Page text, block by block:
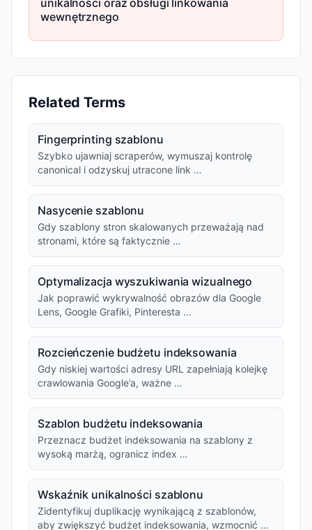
unikalności oraz obsługi linkowania
wewnętrznego
Related Terms
Fingerprinting szablonu
Szybko ujawniaj scraperów, wymuszaj kontrolę
canonical i odzyskuj utracone link …
Nasycenie szablonu
Gdy szablony stron skalowanych przeważają nad
stronami, które są faktycznie …
Optymalizacja wyszukiwania wizualnego
Jak poprawić wykrywalność obrazów dla Google
Lens, Google Grafiki, Pinteresta …
Rozcieńczenie budżetu indeksowania
Gdy niskiej wartości adresy URL zapełniają kolejkę
crawlowania Google’a, ważne …
Szablon budżetu indeksowania
Przeznacz budżet indeksowania na szablony z
wysoką marżą, ogranicz index …
Wskaźnik unikalności szablonu
Zidentyfikuj duplikację wynikającą z szablonów,
aby zwiększyć budżet indeksowania, wzmocnić …